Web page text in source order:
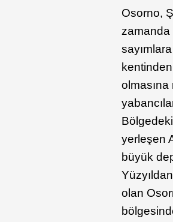
Osorno,
zamanda
yerleşen
büyük
olan